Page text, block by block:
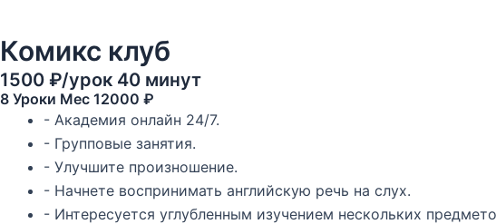
Комикс клуб
1500 ₽/урок 40 минут
8 Уроки Mec 12000 ₽
- Академия онлайн 24/7.
- Групповые занятия.
- Улучшите произношение.
- Начнете воспринимать английскую речь на слух.
- Интересуется углубленным изучением нескольких